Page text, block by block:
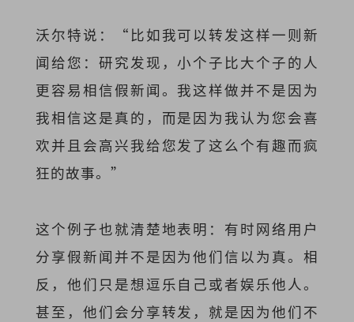
沃尔特说：“比如我可以转发这样一则新
闻给您：研究发现，小个子比大个子的人
更容易相信假新闻。我这样做并不是因为
我相信这是真的，而是因为我认为您会喜
欢并且会高兴我给您发了这么个有趣而疯
狂的故事。”
这个例子也就清楚地表明：有时网络用户
分享假新闻并不是因为他们信以为真。相
反，他们只是想逗乐自己或者娱乐他人。
甚至，他们会分享转发，就是因为他们不